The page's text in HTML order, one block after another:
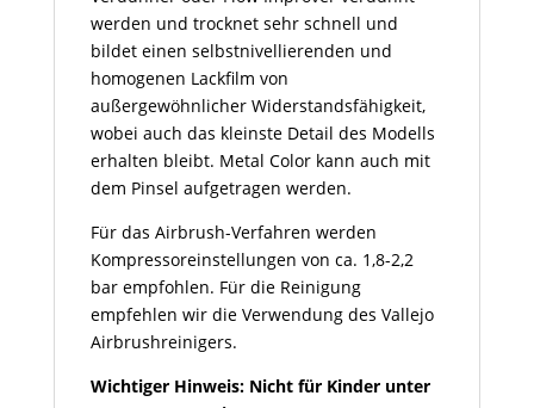
werden und trocknet sehr schnell und
bildet einen selbstnivellierenden und
homogenen Lackfilm von
außergewöhnlicher Widerstandsfähigkeit,
wobei auch das kleinste Detail des Modells
erhalten bleibt. Metal Color kann auch mit
dem Pinsel aufgetragen werden.
Für das Airbrush-Verfahren werden
Kompressoreinstellungen von ca. 1,8-2,2
bar empfohlen. Für die Reinigung
empfehlen wir die Verwendung des Vallejo
Airbrushreinigers.
Wichtiger Hinweis: Nicht für Kinder unter